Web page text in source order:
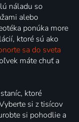
náladu so
alebo
ponúka more
ktoré sú ako
sa do sveta
máte chuť a
ktoré
si z tisícov
si pohodlie a